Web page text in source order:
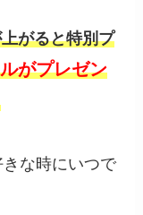
がると特別プ
がプレゼン
な時にいつで